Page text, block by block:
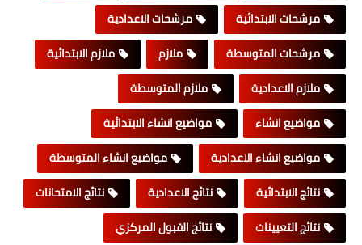
مرشحات الابتدائية
مرشحات الاعدادية
مرشحات المتوسطة
ملازم
ملازم الابتدائية
ملازم الاعدادية
ملازم المتوسطة
مواضيع انشاء
مواضيع انشاء الابتدائية
مواضيع انشاء الاعدادية
مواضيع انشاء المتوسطة
نتائج الابتدائية
نتائج الاعدادية
نتائج الامتحانات
نتائج التعيينات
نتائج القبول المركزي